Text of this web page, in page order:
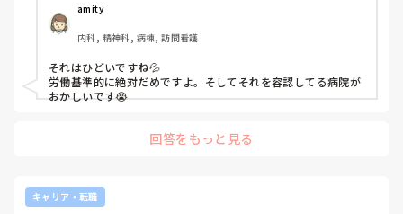
また、休みの日に待機がつくと結局からだは拘束されお酒は
飲めないし、月8から9回の休みも待機がつくため5割の確率
で呼ばれるからほとんど休みなし…
待機出勤して、結局10日間連続勤務もありました。
amity
内科, 精神科, 病棟, 訪問看護
それはひどいですね💦
労働基準的に絶対だめですよ。そしてそれを容認してる病院が
おかしいです😭
回答をもっと見る
キャリア・転職